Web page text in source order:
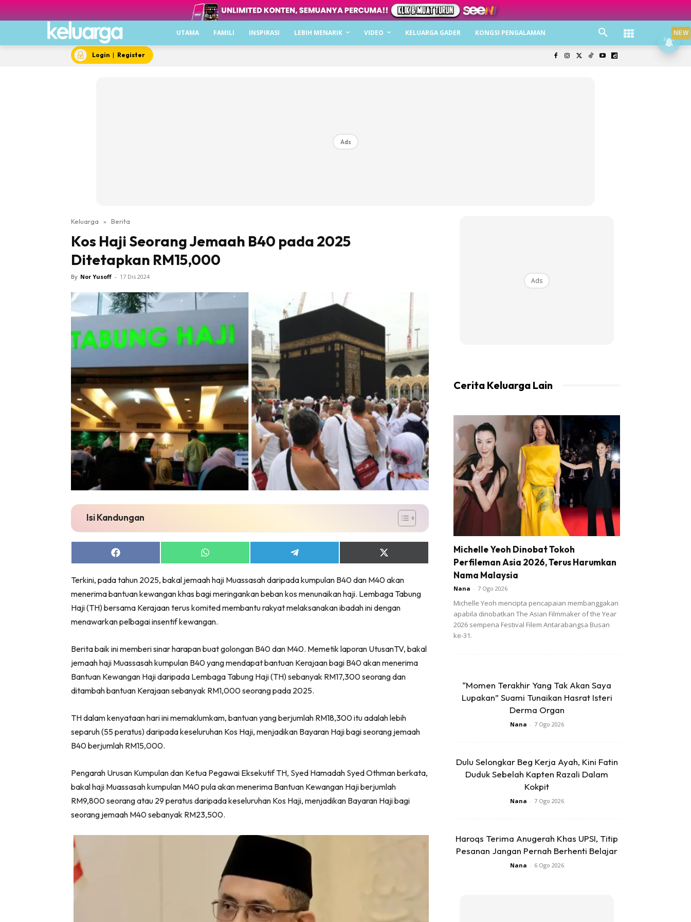
UTAMA FAMILI INSPIRASI LEBIH MENARIK VIDEO KELUARGA GADER KONGSI PENGALAMAN
Login | Register
Ads
Keluarga » Berita
Kos Haji Seorang Jemaah B40 pada 2025
Ditetapkan RM15,000
By Nor Yusoff - 17 Dis 2024
Isi Kandungan
Share
on
Share
on
Share
on
Share
on
(Twitter)
Terkini, pada tahun 2025, bakal jemaah haji Muassasah daripada kumpulan B40 dan M40 akan
menerima bantuan kewangan khas bagi meringankan beban kos menunaikan haji. Lembaga Tabung
Haji (TH) bersama Kerajaan terus komited membantu rakyat melaksanakan ibadah ini dengan
menawarkan pelbagai insentif kewangan.
Berita baik ini memberi sinar harapan buat golongan B40 dan M40. Memetik laporan UtusanTV, bakal
jemaah haji Muassasah kumpulan B40 yang mendapat bantuan Kerajaan bagi B40 akan menerima
Bantuan Kewangan Haji daripada Lembaga Tabung Haji (TH) sebanyak RM17,300 seorang dan
ditambah bantuan Kerajaan sebanyak RM1,000 seorang pada 2025.
TH dalam kenyataan hari ini memaklumkam, bantuan yang berjumlah RM18,300 itu adalah lebih
separuh (55 peratus) daripada keseluruhan Kos Haji, menjadikan Bayaran Haji bagi seorang jemaah
B40 berjumlah RM15,000.
Pengarah Urusan Kumpulan dan Ketua Pegawai Eksekutif TH, Syed Hamadah Syed Othman berkata,
bakal haji Muassasah kumpulan M40 pula akan menerima Bantuan Kewangan Haji berjumlah
RM9,800 seorang atau 29 peratus daripada keseluruhan Kos Haji, menjadikan Bayaran Haji bagi
seorang jemaah M40 sebanyak RM23,500.
Ads
Cerita Keluarga Lain
Michelle Yeoh Dinobat Tokoh
Perfileman Asia 2026, Terus Harumkan
Nama Malaysia
Nana - 7 Ogo 2026
Michelle Yeoh mencipta pencapaian membanggakan
apabila dinobatkan The Asian Filmmaker of the Year
2026 sempena Festival Filem Antarabangsa Busan
ke-31.
“Momen Terakhir Yang Tak Akan Saya
Lupakan” Suami Tunaikan Hasrat Isteri
Derma Organ
Nana - 7 Ogo 2026
Dulu Selongkar Beg Kerja Ayah, Kini Fatin
Duduk Sebelah Kapten Razali Dalam
Kokpit
Nana - 7 Ogo 2026
Haroqs Terima Anugerah Khas UPSI, Titip
Pesanan Jangan Pernah Berhenti Belajar
Nana - 6 Ogo 2026
NEW